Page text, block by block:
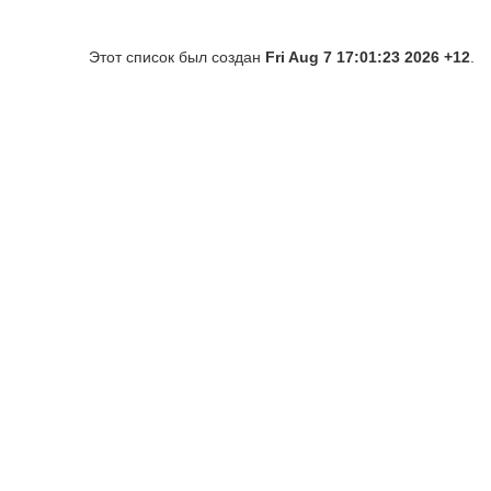
Этот список был создан Fri Aug 7 17:01:23 2026 +12